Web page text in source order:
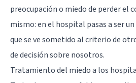
preocupación o miedo de perder el
mismo: en el hospital pasas a ser
que se ve sometido al criterio de
de decisión sobre nosotros.
Tratamiento del miedo a los